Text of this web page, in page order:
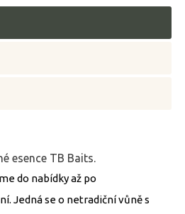
esence TB Baits.
do nabídky až po
Jedná se o netradiční vůně s